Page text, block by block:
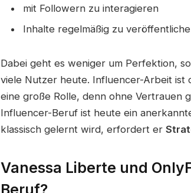
mit Followern zu interagieren
Inhalte regelmäßig zu
Dabei geht es weniger um Perfektion,
viele Nutzer heute. Influencer-Arbeit ist
eine große Rolle, denn ohne Vertrauen
Influencer-Beruf ist heute ein
klassisch gelernt wird, erfordert er
Vanessa Liberte und